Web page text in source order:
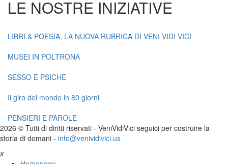
LE NOSTRE INIZIATIVE
LIBRI & POESIA, LA NUOVA RUBRICA DI VENI VIDI VICI
MUSEI IN POLTRONA
SESSO E PSICHE
Il giro del mondo in 80 giorni
PENSIERI E PAROLE
2026 © Tutti di diritti riservati - VeniVidiVici seguici per costruire la
storia di domani - info@venividivici.us
x